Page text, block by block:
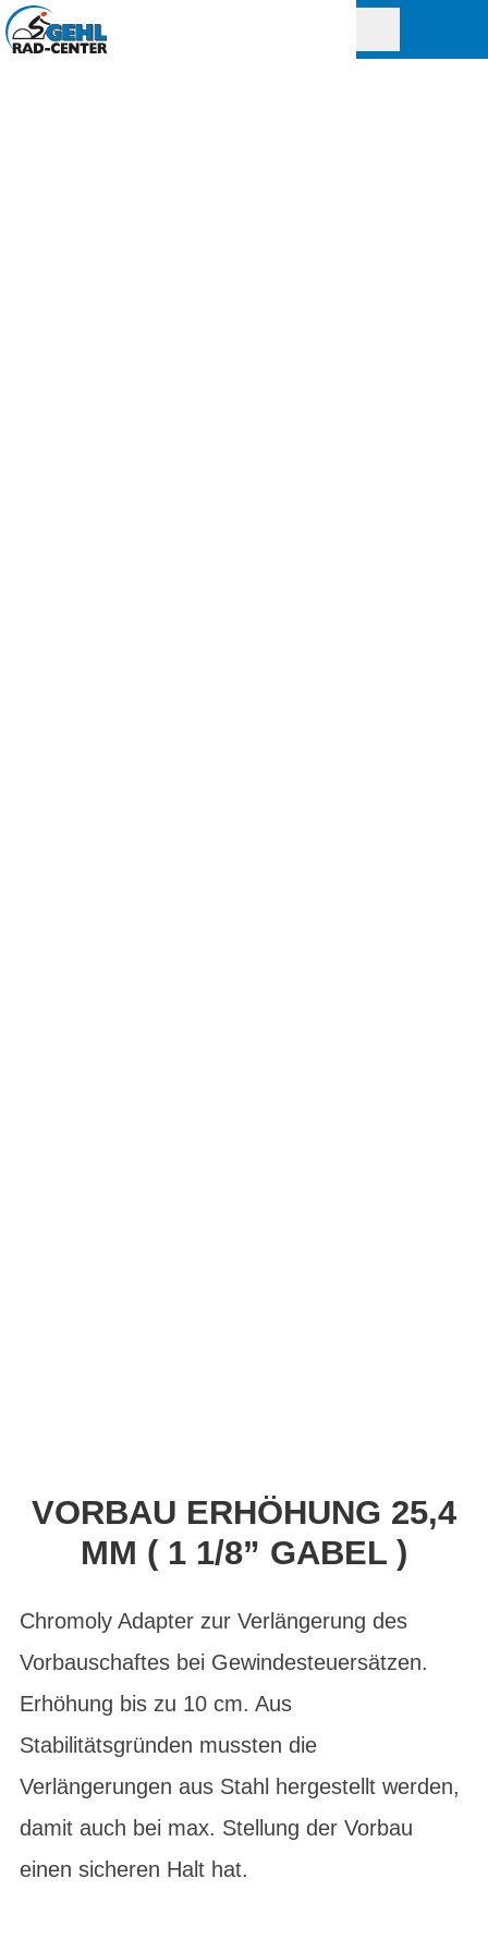
VORBAU ERHÖHUNG 25,4
MM ( 1 1/8” GABEL )
Chromoly Adapter zur Verlängerung des
Vorbauschaftes bei Gewindesteuersätzen.
Erhöhung bis zu 10 cm. Aus
Stabilitätsgründen mussten die
Verlängerungen aus Stahl hergestellt werden,
damit auch bei max. Stellung der Vorbau
einen sicheren Halt hat.